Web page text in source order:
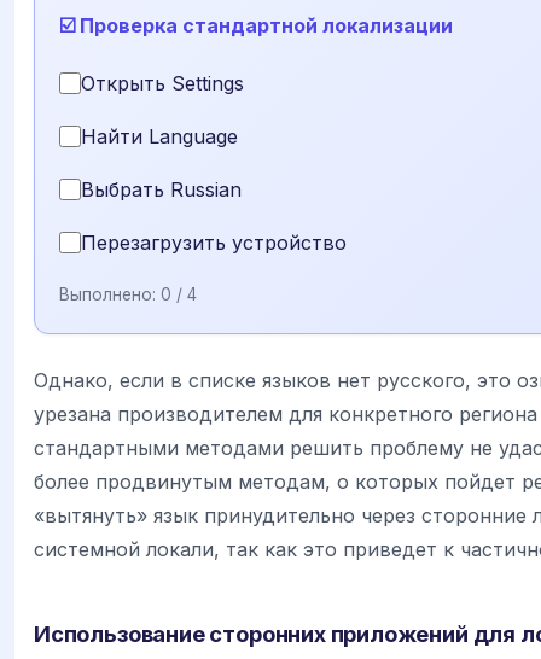
☑️ Проверка стандартной локализации
Открыть Settings
Найти Language
Выбрать Russian
Перезагрузить устройство
Выполнено: 0 / 4
Однако, если в списке языков нет русского, это
урезана производителем для конкретного
стандартными методами решить проблему не
более продвинутым методам, о которых пойдет
«вытянуть» язык принудительно через сторонние
системной локали, так как это приведет к
Использование сторонних приложений для